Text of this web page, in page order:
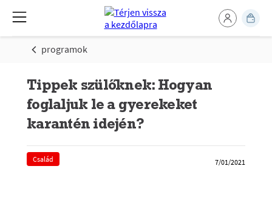
programok
Tippek szülőknek: Hogyan
foglaljuk le a gyerekeket
karantén idején?
Család 7/01/2021